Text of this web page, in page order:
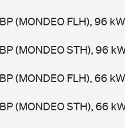
(MONDEO FLH), 96
(MONDEO STH), 96
(MONDEO FLH), 66
(MONDEO STH), 66